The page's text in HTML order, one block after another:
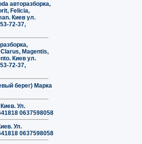
авторазборка,
Felicia,
Киев ул.
72-37,
Magentis,
Киев ул.
72-37,
берег) Марка
Ул.
0637598058
Ул.
0637598058